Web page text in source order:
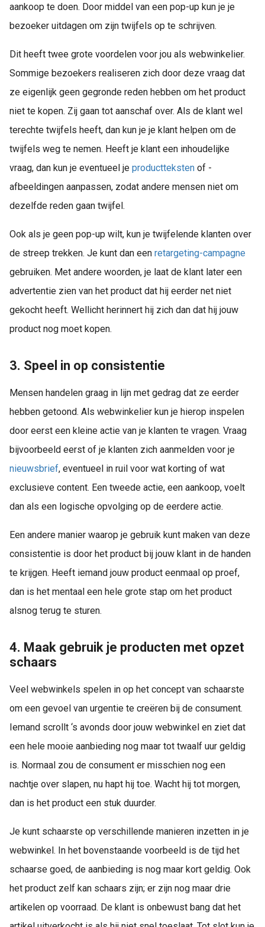
aankoop te doen. Door middel van een pop-up kun je je
bezoeker uitdagen om zijn twijfels op te schrijven.
Dit heeft twee grote voordelen voor jou als webwinkelier.
Sommige bezoekers realiseren zich door deze vraag dat
ze eigenlijk geen gegronde reden hebben om het product
niet te kopen. Zij gaan tot aanschaf over. Als de klant wel
terechte twijfels heeft, dan kun je je klant helpen om de
twijfels weg te nemen. Heeft je klant een inhoudelijke
vraag, dan kun je eventueel je productteksten of -
afbeeldingen aanpassen, zodat andere mensen niet om
dezelfde reden gaan twijfel.
Ook als je geen pop-up wilt, kun je twijfelende klanten over
de streep trekken. Je kunt dan een retargeting-campagne
gebruiken. Met andere woorden, je laat de klant later een
advertentie zien van het product dat hij eerder net niet
gekocht heeft. Wellicht herinnert hij zich dan dat hij jouw
product nog moet kopen.
3. Speel in op consistentie
Mensen handelen graag in lijn met gedrag dat ze eerder
hebben getoond. Als webwinkelier kun je hierop inspelen
door eerst een kleine actie van je klanten te vragen. Vraag
bijvoorbeeld eerst of je klanten zich aanmelden voor je
nieuwsbrief, eventueel in ruil voor wat korting of wat
exclusieve content. Een tweede actie, een aankoop, voelt
dan als een logische opvolging op de eerdere actie.
Een andere manier waarop je gebruik kunt maken van deze
consistentie is door het product bij jouw klant in de handen
te krijgen. Heeft iemand jouw product eenmaal op proef,
dan is het mentaal een hele grote stap om het product
alsnog terug te sturen.
4. Maak gebruik je producten met opzet
schaars
Veel webwinkels spelen in op het concept van schaarste
om een gevoel van urgentie te creëren bij de consument.
Iemand scrollt ‘s avonds door jouw webwinkel en ziet dat
een hele mooie aanbieding nog maar tot twaalf uur geldig
is. Normaal zou de consument er misschien nog een
nachtje over slapen, nu hapt hij toe. Wacht hij tot morgen,
dan is het product een stuk duurder.
Je kunt schaarste op verschillende manieren inzetten in je
webwinkel. In het bovenstaande voorbeeld is de tijd het
schaarse goed, de aanbieding is nog maar kort geldig. Ook
het product zelf kan schaars zijn; er zijn nog maar drie
artikelen op voorraad. De klant is onbewust bang dat het